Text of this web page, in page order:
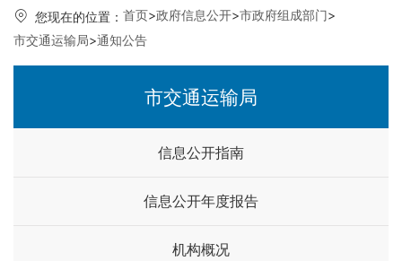
您现在的位置： 首页>政府信息公开>市政府组成部门>
市交通运输局>通知公告
市交通运输局
信息公开指南
信息公开年度报告
机构概况